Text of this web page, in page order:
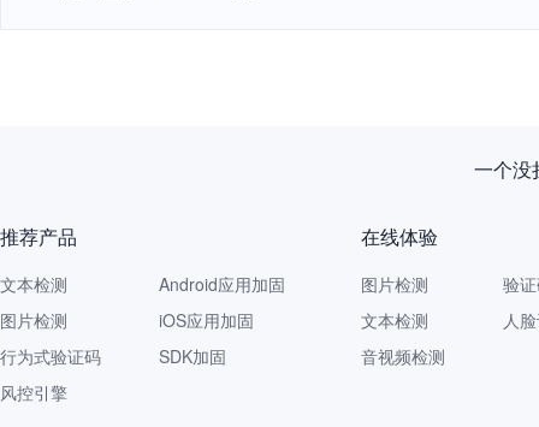
一个没
推荐产品
文本检测
图片检测
行为式验证码
风控引擎
Android应用加固
iOS应用加固
SDK加固
在线体验
图片检测
文本检测
音视频检测
验
人